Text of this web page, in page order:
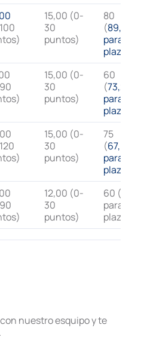
15,00 (0-
30
puntos)
80
(89,22
para
plaza
15,00 (0-
30
puntos)
60
(73,20
para
plaza
15,00 (0-
30
puntos)
75
(67,60
para
plaza
12,00 (0-
30
puntos)
60 (72.4
para
plaza)
con nuestro esquipo y te